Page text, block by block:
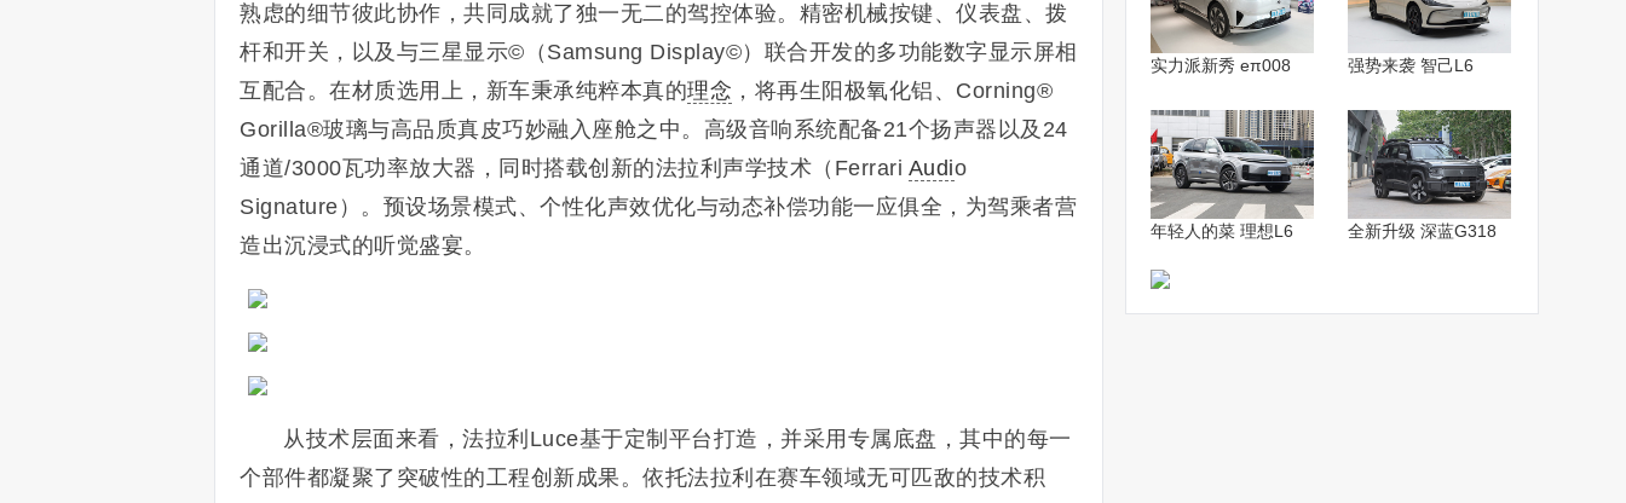
熟虑的细节彼此协作，共同成就了独一无二的驾控体验。精密机械按键、仪表盘、拨
杆和开关，以及与三星显示©（Samsung Display©）联合开发的多功能数字显示屏相
互配合。在材质选用上，新车秉承纯粹本真的理念 ，将再生阳极氧化铝、Corning®
Gorilla®玻璃与高品质真皮巧妙融入座舱之中。高级音响系统配备21个扬声器以及24
通道/3000瓦功率放大器，同时搭载创新的法拉利声学技术（Ferrari Audio
Signature）。预设场景模式、个性化声效优化与动态补偿功能一应俱全，为驾乘者营
造出沉浸式的听觉盛宴。
从技术层面来看，法拉利Luce基于定制平台打造，并采用专属底盘，其中的每一
个部件都凝聚了突破性的工程创新成果。依托法拉利在赛车领域无可匹敌的技术积
实力派新秀 eπ008 强势来袭 智己L6
年轻人的菜 理想L6 全新升级 深蓝G318